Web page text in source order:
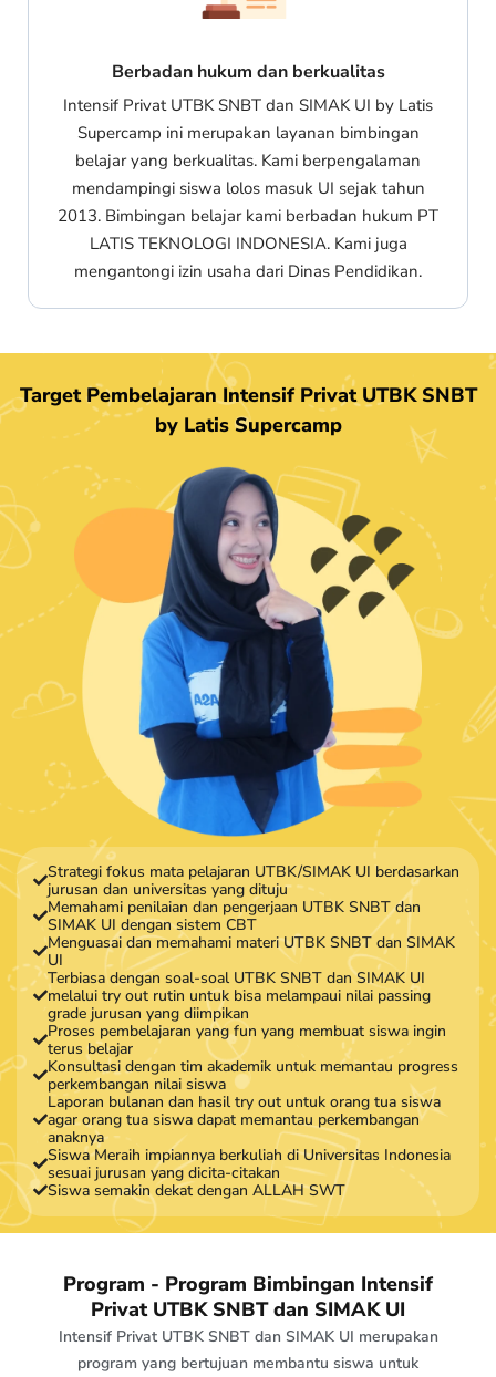
Berbadan hukum dan berkualitas
Intensif Privat UTBK SNBT dan SIMAK UI by Latis
Supercamp ini merupakan layanan bimbingan
belajar yang berkualitas. Kami berpengalaman
mendampingi siswa lolos masuk UI sejak tahun
2013. Bimbingan belajar kami berbadan hukum PT
LATIS TEKNOLOGI INDONESIA. Kami juga
mengantongi izin usaha dari Dinas Pendidikan.
Target Pembelajaran Intensif Privat UTBK SNBT
by Latis Supercamp
Strategi fokus mata pelajaran UTBK/SIMAK UI berdasarkan
jurusan dan universitas yang dituju
Memahami penilaian dan pengerjaan UTBK SNBT dan
SIMAK UI dengan sistem CBT
Menguasai dan memahami materi UTBK SNBT dan SIMAK
UI
Terbiasa dengan soal-soal UTBK SNBT dan SIMAK UI
melalui try out rutin untuk bisa melampaui nilai passing
grade jurusan yang diimpikan
Proses pembelajaran yang fun yang membuat siswa ingin
terus belajar
Konsultasi dengan tim akademik untuk memantau progress
perkembangan nilai siswa
Laporan bulanan dan hasil try out untuk orang tua siswa
agar orang tua siswa dapat memantau perkembangan
anaknya
Siswa Meraih impiannya berkuliah di Universitas Indonesia
sesuai jurusan yang dicita-citakan
Siswa semakin dekat dengan ALLAH SWT
Program - Program Bimbingan Intensif
Privat UTBK SNBT dan SIMAK UI
Intensif Privat UTBK SNBT dan SIMAK UI merupakan
program yang bertujuan membantu siswa untuk